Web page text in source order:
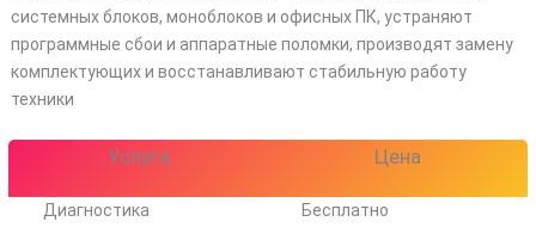
системных блоков, моноблоков и офисных ПК, устраняют
программные сбои и аппаратные поломки, производят замену
комплектующих и восстанавливают стабильную работу
техники
Услуга Цена
Диагностика Бесплатно